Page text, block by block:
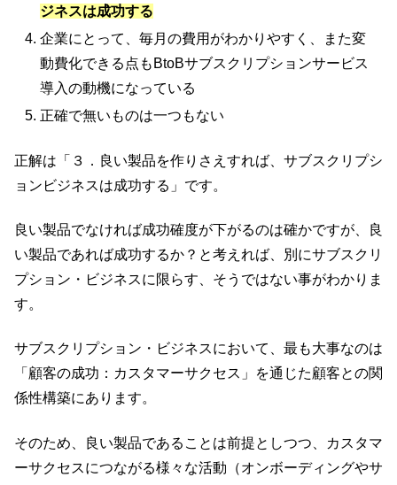
ジネスは成功する
企業にとって、毎月の費用がわかりやすく、また変
動費化できる点もBtoBサブスクリプションサービス
導入の動機になっている
正確で無いものは一つもない
正解は「３．良い製品を作りさえすれば、サブスクリプシ
ョンビジネスは成功する」です。
良い製品でなければ成功確度が下がるのは確かですが、良
い製品であれば成功するか？と考えれば、別にサブスクリ
プション・ビジネスに限らす、そうではない事がわかりま
す。
サブスクリプション・ビジネスにおいて、最も大事なのは
「顧客の成功：カスタマーサクセス」を通じた顧客との関
係性構築にあります。
そのため、良い製品であることは前提としつつ、カスタマ
ーサクセスにつながる様々な活動（オンボーディングやサ